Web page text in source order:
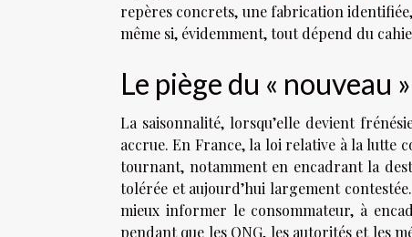
repères concrets, une fabrication
même si, évidemment, tout dépend du
Le piège du « nouveau
La saisonnalité, lorsqu’elle devient
accrue. En France, la loi relative à la lutte
tournant, notamment en encadrant la
tolérée et aujourd’hui largement
mieux informer le consommateur, à
pendant que les ONG, les autorités et les